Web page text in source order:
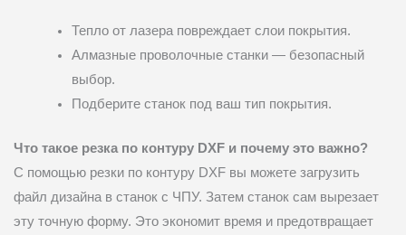
Тепло от лазера повреждает слои покрытия.
Алмазные проволочные станки — безопасный
выбор.
Подберите станок под ваш тип покрытия.
Что такое резка по контуру DXF и почему это важно?
С помощью резки по контуру DXF вы можете загрузить
файл дизайна в станок с ЧПУ. Затем станок сам вырезает
эту точную форму. Это экономит время и предотвращает